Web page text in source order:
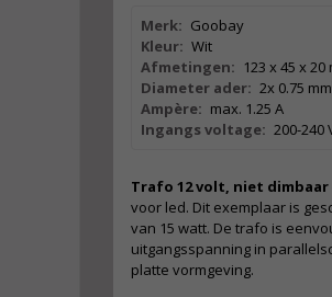
Merk: Goobay
Kleur: Wit
Afmetingen:
123 x
Diameter ader: 2x 0.75
Ampère: max. 1.25 A
Ingangs voltage: 200-240
Trafo 12 volt, niet dimbaar
voor led. Dit exemplaar is
van 15 watt. De trafo is
uitgangsspanning in
platte vormgeving.